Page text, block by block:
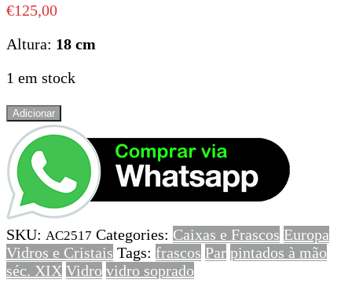
€125,00
Altura: 18 cm
1 em stock
Quantidade
Par
de
frascos
em
vidro
soprado,
pintados
à
Adicionar
SKU: AC2517 Categories: Caixas e Frascos Europa
Vidros e Cristais Tags: frascos Par pintados à mão
séc. XIX Vidro vidro soprado